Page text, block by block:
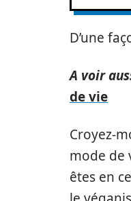
D’une
A voir
de vie
Croyez-
mode de
êtes en